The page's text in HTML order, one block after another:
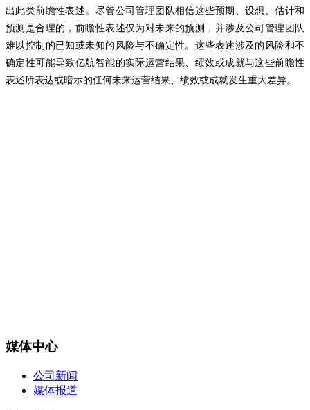
出此类前瞻性表述。尽管公司管理团队相信这些预期、设想、估计和
预测是合理的，前瞻性表述仅为对未来的预测，并涉及公司管理团队
难以控制的已知或未知的风险与不确定性。这些表述涉及的风险和不
确定性可能导致亿航智能的实际运营结果、绩效或成就与这些前瞻性
表述所表达或暗示的任何未来运营结果、绩效或成就发生重大差异。
媒体中心
公司新闻
媒体报道